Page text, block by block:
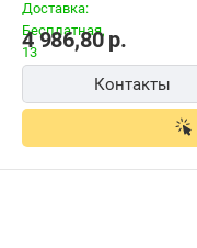
4 986,80р.
Контакты